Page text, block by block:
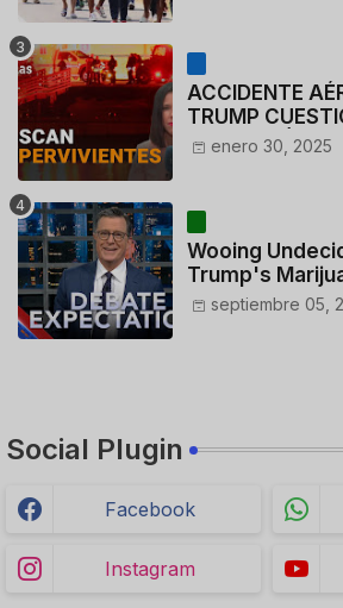
ACCIDENTE
TRUMP
ACTUACIÓN DE
enero 30, 2025
Wooing
Trump's
Porn Expert
septiembre 05,
Social Plugin
Facebook
Instagram